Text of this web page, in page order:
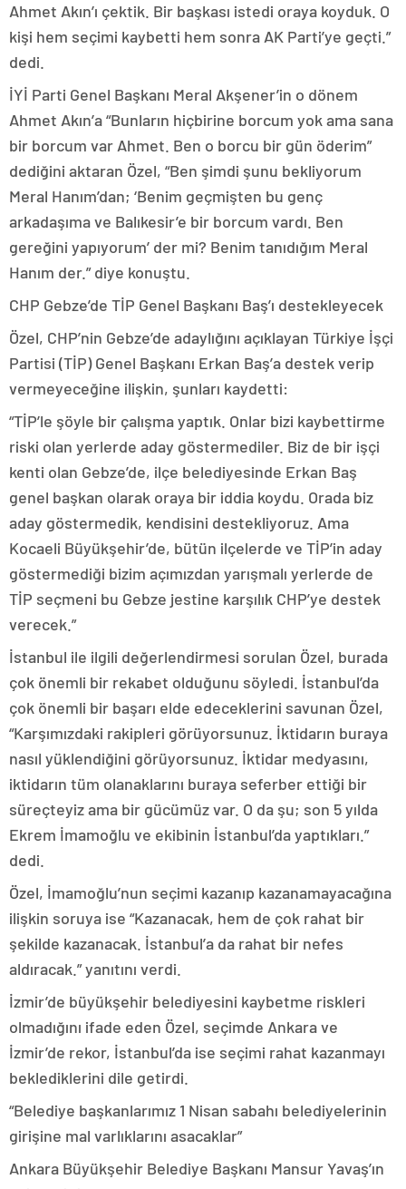
Ahmet Akın’ı çektik. Bir başkası istedi oraya koyduk. O
kişi hem seçimi kaybetti hem sonra AK Parti’ye geçti.”
dedi.
İYİ Parti Genel Başkanı Meral Akşener’in o dönem
Ahmet Akın’a “Bunların hiçbirine borcum yok ama sana
bir borcum var Ahmet. Ben o borcu bir gün öderim”
dediğini aktaran Özel, “Ben şimdi şunu bekliyorum
Meral Hanım’dan; ‘Benim geçmişten bu genç
arkadaşıma ve Balıkesir’e bir borcum vardı. Ben
gereğini yapıyorum’ der mi? Benim tanıdığım Meral
Hanım der.” diye konuştu.
CHP Gebze’de TİP Genel Başkanı Baş’ı destekleyecek
Özel, CHP’nin Gebze’de adaylığını açıklayan Türkiye İşçi
Partisi (TİP) Genel Başkanı Erkan Baş’a destek verip
vermeyeceğine ilişkin, şunları kaydetti:
“TİP’le şöyle bir çalışma yaptık. Onlar bizi kaybettirme
riski olan yerlerde aday göstermediler. Biz de bir işçi
kenti olan Gebze’de, ilçe belediyesinde Erkan Baş
genel başkan olarak oraya bir iddia koydu. Orada biz
aday göstermedik, kendisini destekliyoruz. Ama
Kocaeli Büyükşehir’de, bütün ilçelerde ve TİP’in aday
göstermediği bizim açımızdan yarışmalı yerlerde de
TİP seçmeni bu Gebze jestine karşılık CHP’ye destek
verecek.”
İstanbul ile ilgili değerlendirmesi sorulan Özel, burada
çok önemli bir rekabet olduğunu söyledi. İstanbul’da
çok önemli bir başarı elde edeceklerini savunan Özel,
“Karşımızdaki rakipleri görüyorsunuz. İktidarın buraya
nasıl yüklendiğini görüyorsunuz. İktidar medyasını,
iktidarın tüm olanaklarını buraya seferber ettiği bir
süreçteyiz ama bir gücümüz var. O da şu; son 5 yılda
Ekrem İmamoğlu ve ekibinin İstanbul’da yaptıkları.”
dedi.
Özel, İmamoğlu’nun seçimi kazanıp kazanamayacağına
ilişkin soruya ise “Kazanacak, hem de çok rahat bir
şekilde kazanacak. İstanbul’a da rahat bir nefes
aldıracak.” yanıtını verdi.
İzmir’de büyükşehir belediyesini kaybetme riskleri
olmadığını ifade eden Özel, seçimde Ankara ve
İzmir’de rekor, İstanbul’da ise seçimi rahat kazanmayı
beklediklerini dile getirdi.
“Belediye başkanlarımız 1 Nisan sabahı belediyelerinin
girişine mal varlıklarını asacaklar”
Ankara Büyükşehir Belediye Başkanı Mansur Yavaş’ın